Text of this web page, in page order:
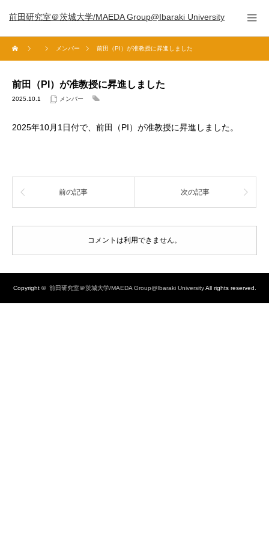
前田研究室＠茨城大学/MAEDA Group@Ibaraki University
メンバー 前田（PI）が准教授に昇進しました
前田（PI）が准教授に昇進しました
2025.10.1 メンバー
2025年10月1日付で、前田（PI）が准教授に昇進しました。
前の記事 次の記事
コメントは利用できません。
Copyright © 前田研究室＠茨城大学/MAEDA Group@Ibaraki UniversityAll rights reserved.